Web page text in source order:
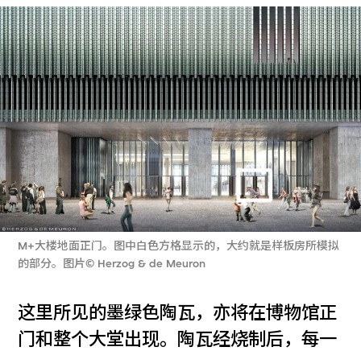
M+大楼地面正门。图中白色方格显示的，大约就是样板房所模拟
的部分。图片© Herzog & de Meuron
这里所见的墨绿色陶瓦，亦将在博物馆正
门和整个大堂出现。陶瓦经烧制后，每一